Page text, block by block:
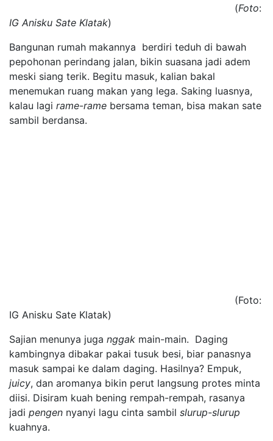
(Foto:
IG Anisku Sate Klatak)
Bangunan rumah makannya berdiri teduh di bawah
pepohonan perindang jalan, bikin suasana jadi adem
meski siang terik. Begitu masuk, kalian bakal
menemukan ruang makan yang lega. Saking luasnya,
kalau lagi rame-rame bersama teman, bisa makan sate
sambil berdansa.
(Foto:
IG Anisku Sate Klatak)
Sajian menunya juga nggak main-main. Daging
kambingnya dibakar pakai tusuk besi, biar panasnya
masuk sampai ke dalam daging. Hasilnya? Empuk,
juicy, dan aromanya bikin perut langsung protes minta
diisi. Disiram kuah bening rempah-rempah, rasanya
jadi pengen nyanyi lagu cinta sambil slurup-slurup
kuahnya.